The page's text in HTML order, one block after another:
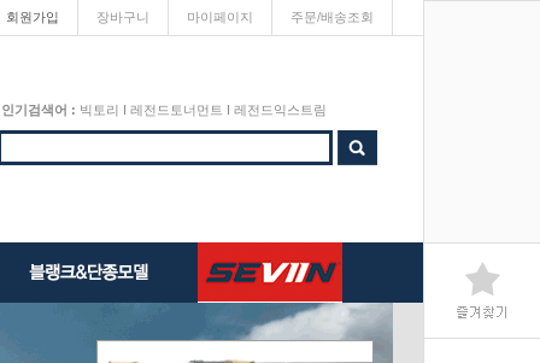
회원가입 장바구니 마이페이지 주문/배송조회
인기검색어 : 빅토리 I 레전드토너먼트 I 레전드익스트림